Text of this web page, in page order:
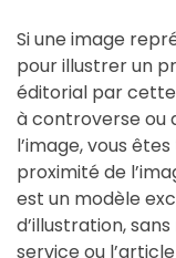
Si une image
pour illustrer un
éditorial par
à controverse ou
l’image, vous
proximité de
est un modèle
d’illustration,
service ou